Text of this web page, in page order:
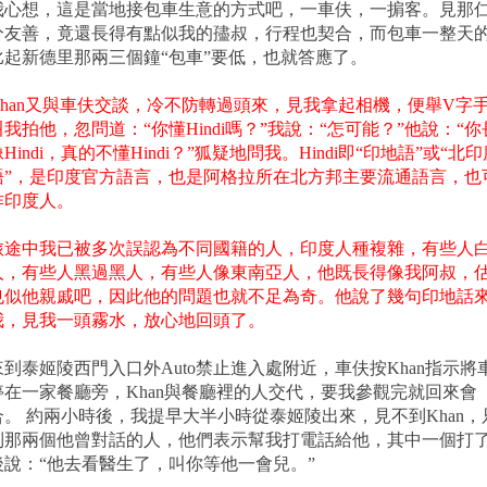
心想，這是當地接包車生意的方式吧，一車伕，一掮客。見那
友善，竟還長得有點似我的孻叔，行程也契合，而包車一整天
起新德里那兩三個鐘“包車”要低，也就答應了。
又與車伕交談，冷不防轉過頭來，見我拿起相機，便舉V字
我拍他，忽問道：“你懂Hindi嗎？”我說：“怎可能？”他說：“你
Hindi，真的不懂Hindi？”狐疑地問我。Hindi即“印地語”或“北印
”，是印度官方語言，也是阿格拉所在北方邦主要流通語言，也
度人。
途中我已被多次誤認為不同國籍的人，印度人種複雜，有些人
，有些人黑過黑人，有些人像東南亞人，他既長得像我阿叔，
似他親戚吧，因此他的問題也就不足為奇。他說了幾句印地話
，見我一頭霧水，放心地回頭了。
到泰姬陵西門入口外Auto禁止進入處附近，車伕按Khan指示將
在一家餐廳旁，Khan與餐廳裡的人交代，要我參觀完就回來會
。 約兩小時後，我提早大半小時從泰姬陵出來，見不到Khan，
那兩個他曾對話的人，他們表示幫我打電話給他，其中一個打
說：“他去看醫生了，叫你等他一會兒。”